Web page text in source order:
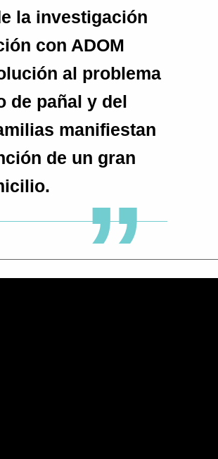
la investigación
con ADOM
al problema
de pañal y del
manifiestan
de un gran